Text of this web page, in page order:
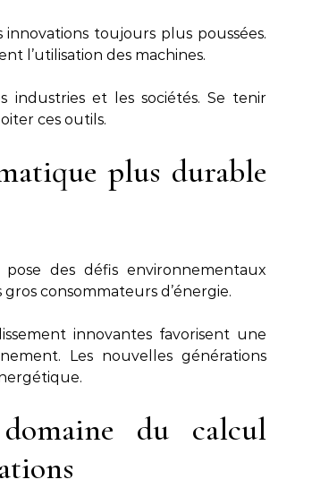
toujours plus poussées.
l’utilisation des machines.
industries et les sociétés. Se tenir
ces outils.
plus durable
pose des défis environnementaux
consommateurs d’énergie.
innovantes favorisent une
Les nouvelles générations
du calcul